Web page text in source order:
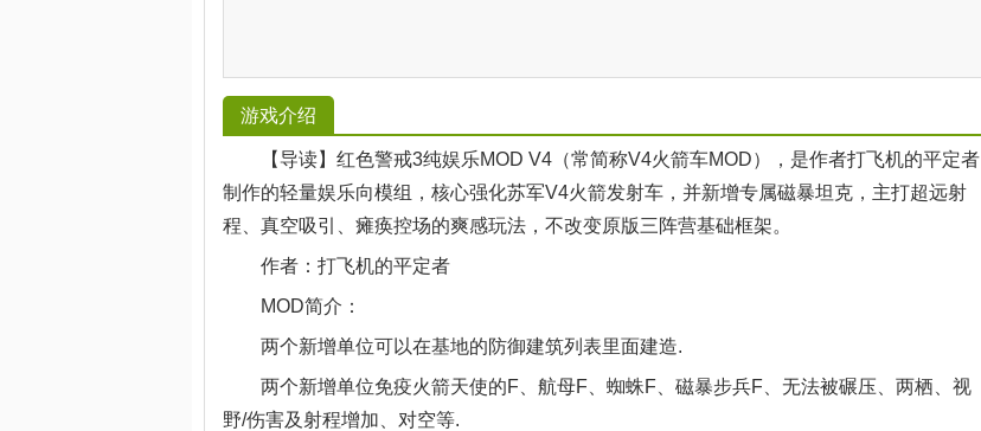
游戏介绍
【导读】红色警戒3纯娱乐MOD V4（常简称V4火箭车MOD），是作者打飞机的平定者
制作的轻量娱乐向模组，核心强化苏军V4火箭发射车，并新增专属磁暴坦克，主打超远射
程、真空吸引、瘫痪控场的爽感玩法，不改变原版三阵营基础框架。
作者：打飞机的平定者
MOD简介：
两个新增单位可以在基地的防御建筑列表里面建造.
两个新增单位免疫火箭天使的F、航母F、蜘蛛F、磁暴步兵F、无法被碾压、两栖、视
野/伤害及射程增加、对空等.